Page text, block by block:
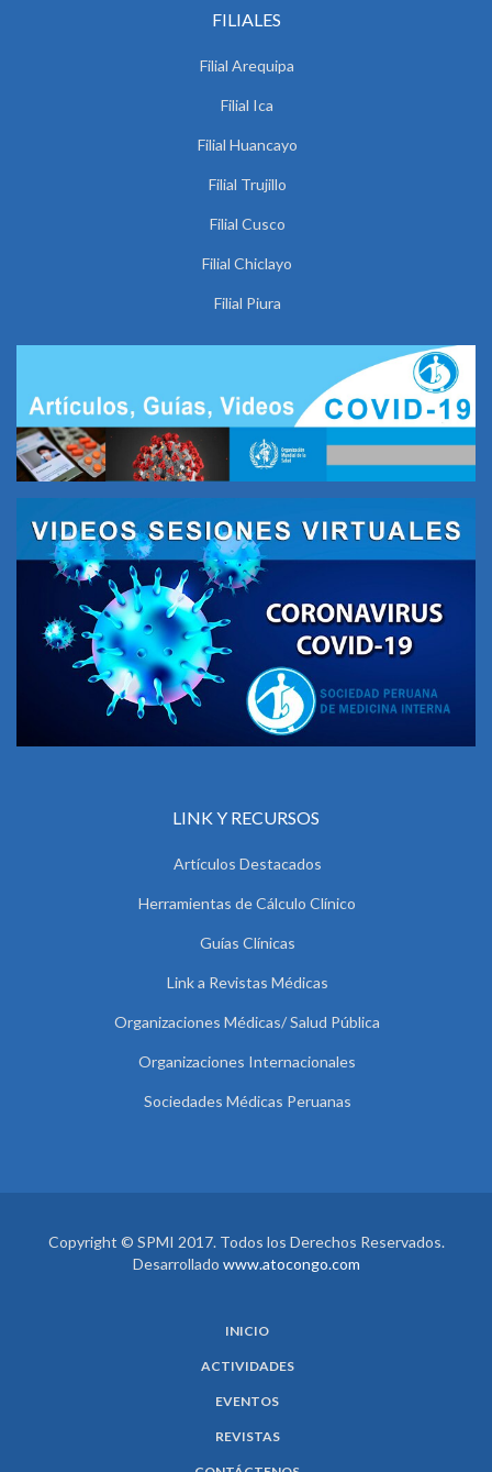
FILIALES
Filial Arequipa
Filial Ica
Filial Huancayo
Filial Trujillo
Filial Cusco
Filial Chiclayo
Filial Piura
LINK Y RECURSOS
Artículos Destacados
Herramientas de Cálculo Clínico
Guías Clínicas
Link a Revistas Médicas
Organizaciones Médicas/ Salud Pública
Organizaciones Internacionales
Sociedades Médicas Peruanas
Copyright © SPMI 2017. Todos los Derechos Reservados.
Desarrollado www.atocongo.com
INICIO
ACTIVIDADES
EVENTOS
REVISTAS